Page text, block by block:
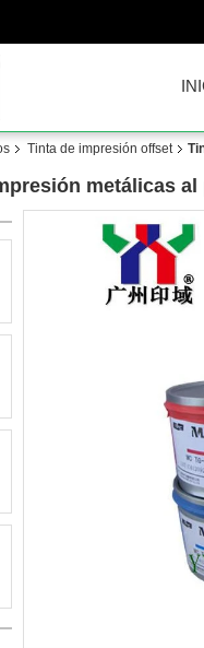
Tinta de impresión offset
metálicas